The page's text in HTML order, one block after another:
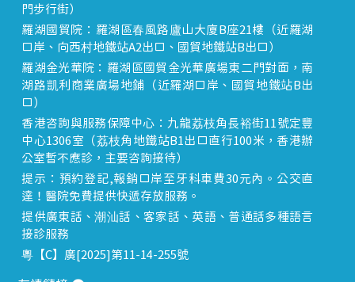
門步行街）
羅湖國貿院：羅湖區春風路廬山大廈B座21樓（近羅湖
口岸、向西村地鐵站A2出口、國貿地鐵站B出口）
羅湖金光華院：羅湖區國貿金光華廣場東二門對面，南
湖路凱利商業廣場地鋪（近羅湖口岸、國貿地鐵站B出
口）
香港咨詢與服務保障中心：九龍荔枝角長裕街11號定豐
中心1306室（荔枝角地鐵站B1出口直行100米，香港辦
公室暫不應診，主要咨詢接待）
提示：預約登記,報銷口岸至牙科車費30元內。公交直
達！醫院免費提供快遞存放服務。
提供廣東話、潮汕話、客家話、英語、普通話多種語言
接診服務
粵【C】廣[2025]第11-14-255號